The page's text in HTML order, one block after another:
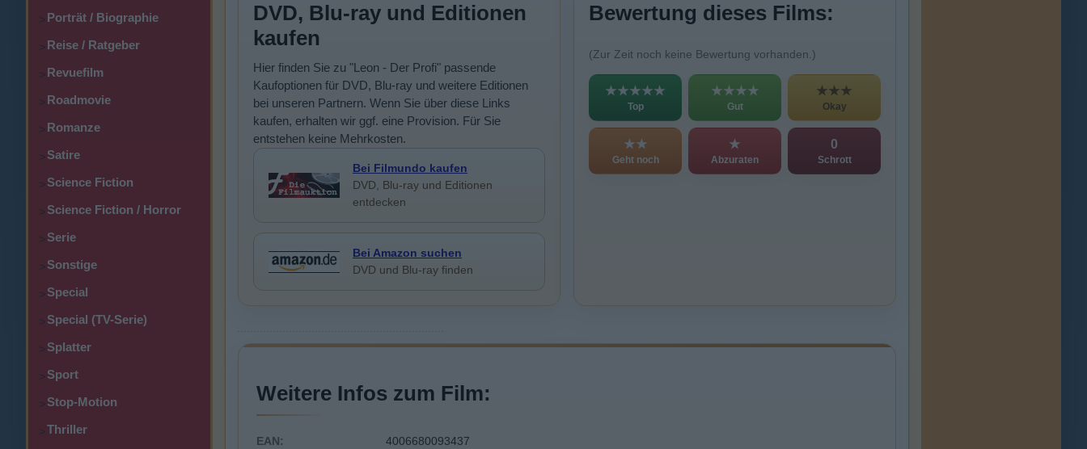
>Porträt / Biographie
>Reise / Ratgeber
>Revuefilm
>Roadmovie
>Romanze
>Satire
>Science Fiction
>Science Fiction / Horror
>Serie
>Sonstige
>Special
>Special (TV-Serie)
>Splatter
>Sport
>Stop-Motion
>Thriller
DVD, Blu-ray und Editionen
kaufen
Hier finden Sie zu "Leon - Der Profi" passende
Kaufoptionen für DVD, Blu-ray und weitere Editionen
bei unseren Partnern. Wenn Sie über diese Links
kaufen, erhalten wir ggf. eine Provision. Für Sie
entstehen keine Mehrkosten.
Bei Filmundo kaufen
DVD, Blu-ray und Editionen
entdecken
Bei Amazon suchen
DVD und Blu-ray finden
Bewertung dieses Films:
(Zur Zeit noch keine Bewertung vorhanden.)
★★★★★
Top
★★★★
Gut
★★★
Okay
★★
Geht noch
★
Abzuraten
0
Schrott
Weitere Infos zum Film:
EAN: 4006680093437